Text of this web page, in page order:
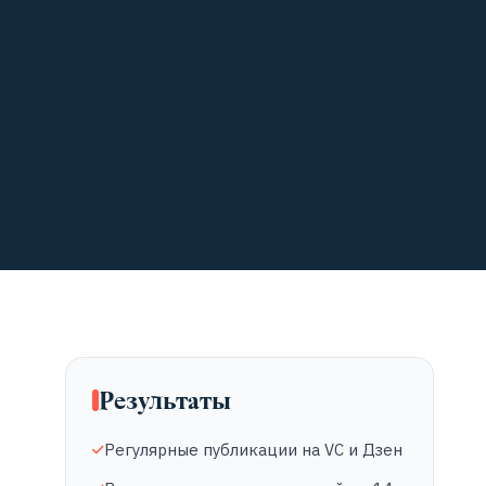
Результаты
Регулярные публикации на VC и Дзен